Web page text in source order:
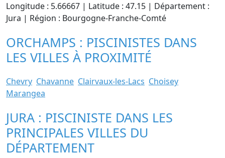
Longitude : 5.66667 | Latitude : 47.15 | Département :
Jura | Région : Bourgogne-Franche-Comté
ORCHAMPS : PISCINISTES DANS
LES VILLES À PROXIMITÉ
Chevry Chavanne Clairvaux-les-Lacs Choisey
Marangea
JURA : PISCINISTE DANS LES
PRINCIPALES VILLES DU
DÉPARTEMENT